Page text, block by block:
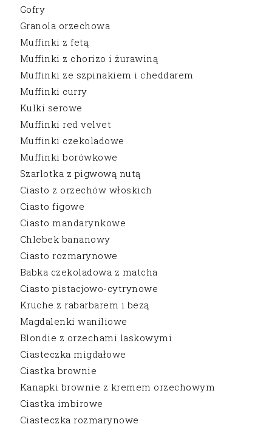
Gofry
Granola orzechowa
Muffinki z fetą
Muffinki z chorizo i żurawiną
Muffinki ze szpinakiem i cheddarem
Muffinki curry
Kulki serowe
Muffinki red velvet
Muffinki czekoladowe
Muffinki borówkowe
Szarlotka z pigwową nutą
Ciasto z orzechów włoskich
Ciasto figowe
Ciasto mandarynkowe
Chlebek bananowy
Ciasto rozmarynowe
Babka czekoladowa z matcha
Ciasto pistacjowo-cytrynowe
Kruche z rabarbarem i bezą
Magdalenki waniliowe
Blondie z orzechami laskowymi
Ciasteczka migdałowe
Ciastka brownie
Kanapki brownie z kremem orzechowym
Ciastka imbirowe
Ciasteczka rozmarynowe